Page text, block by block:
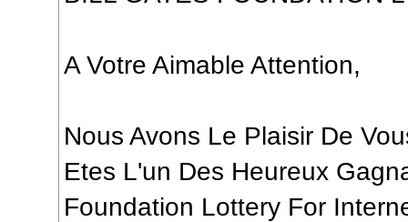
A Votre Aimable Attention,
Nous Avons Le Plaisir De
Etes L'un Des Heureux
Foundation Lottery For